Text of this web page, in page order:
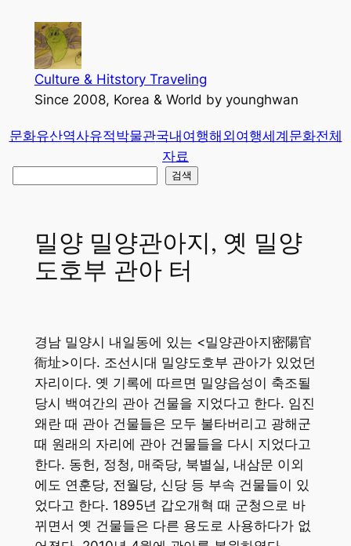
가
Culture & Hitstory Traveling
Since 2008, Korea & World by younghwan
문화유산역사유적박물관국내여행해외여행세계문화전체
자료
검색
밀양 밀양관아지, 옛 밀양
도호부 관아 터
경남 밀양시 내일동에 있는 <밀양관아지密陽官
衙址>이다. 조선시대 밀양도호부 관아가 있었던
자리이다. 옛 기록에 따르면 밀양읍성이 축조될
당시 백여간의 관아 건물을 지었다고 한다. 임진
왜란 때 관아 건물들은 모두 불타버리고 광해군
때 원래의 자리에 관아 건물들을 다시 지었다고
한다. 동헌, 정청, 매죽당, 북별실, 내삼문 이외
에도 연훈당, 전월당, 신당 등 부속 건물들이 있
었다고 한다. 1895년 갑오개혁 때 군청으로 바
뀌면서 옛 건물들은 다른 용도로 사용하다가 없